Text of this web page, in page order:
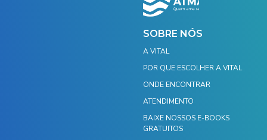
SOBRE NÓS
A VITAL
POR QUE ESCOLHER A VITAL
ONDE ENCONTRAR
ATENDIMENTO
BAIXE NOSSOS E-BOOKS
GRATUITOS